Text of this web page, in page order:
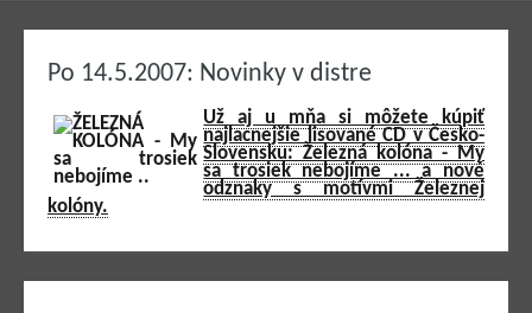
Po 14.5.2007: Novinky v distre
Už aj u mňa si môžete kúpiť
najlacnejšie lisované CD v Česko-
Slovensku: Železná kolóna - My
sa trosiek nebojíme ... a nové
odznaky s motívmi Železnej
kolóny.